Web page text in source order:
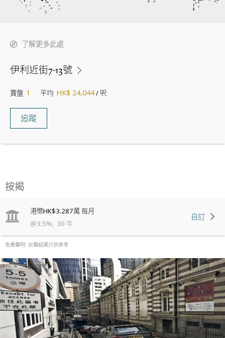
按揭
港幣HK$3.287萬每月
@3.5%, 30 年
自訂
免責聲明: 計算結果只供參考
了解更多此處
伊利近街7-13號
賣盤 1 平均 HK$ 24,044/ 呎
追蹤